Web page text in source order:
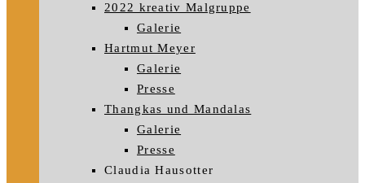
2022 kreativ Malgruppe
Galerie
Hartmut Meyer
Galerie
Presse
Thangkas und Mandalas
Galerie
Presse
Claudia Hausotter